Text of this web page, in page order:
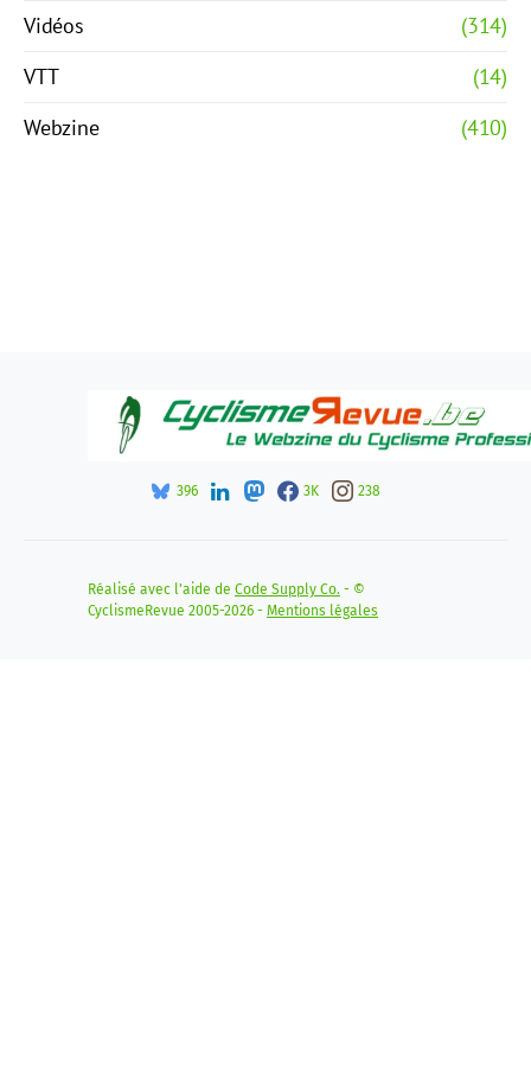
Vidéos
(314)
VTT
(14)
Webzine
(410)
396 3K 238
Réalisé avec l'aide de Code Supply Co. - ©
CyclismeRevue 2005-2026 - Mentions légales